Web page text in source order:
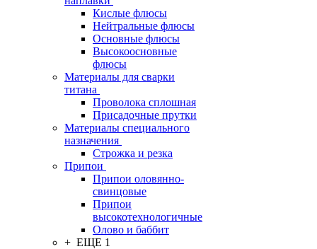
Кислые флюсы
Нейтральные флюсы
Основные флюсы
Высокоосновные
флюсы
Материалы для сварки
титана
Проволока сплошная
Присадочные прутки
Материалы специального
назначения
Строжка и резка
Припои
Припои оловянно-
свинцовые
Припои
высокотехнологичные
Олово и баббит
+ ЕЩЕ 1